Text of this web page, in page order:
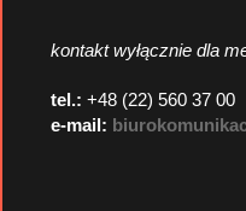
kontakt wyłącznie dla
tel.: +48 (22) 560 37 00
e-mail: